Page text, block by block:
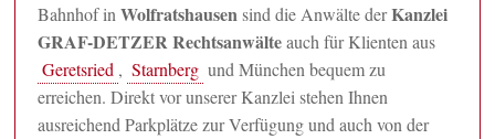
Bahnhof inWolfratshausensind die Anwälte derKanzlei
GRAF-DETZER Rechtsanwälteauch für Klienten aus
Geretsried , Starnberg und München bequem zu
erreichen. Direkt vor unserer Kanzlei stehen Ihnen
ausreichend Parkplätze zur Verfügung und auch von der